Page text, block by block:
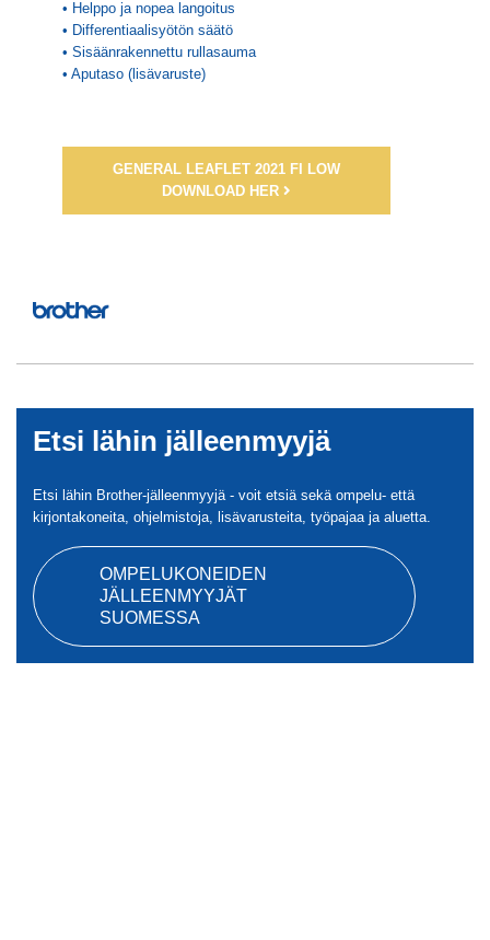
• Helppo ja nopea langoitus
• Differentiaalisyötön säätö
• Sisäänrakennettu rullasauma
• Aputaso (lisävaruste)
GENERAL LEAFLET 2021 FI LOW
DOWNLOAD HER
Etsi lähin jälleenmyyjä
Etsi lähin Brother-jälleenmyyjä - voit etsiä sekä ompelu- että
kirjontakoneita, ohjelmistoja, lisävarusteita, työpajaa ja aluetta.
OMPELUKONEIDEN
JÄLLEENMYYJÄT
SUOMESSA